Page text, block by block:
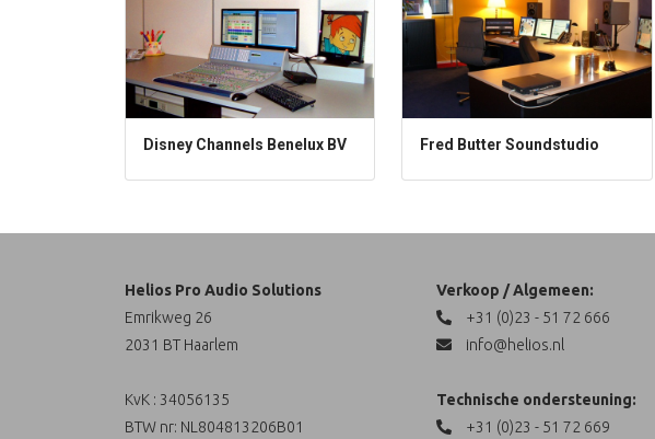
Disney Channels Benelux BV Fred Butter Soundstudio
Helios Pro Audio Solutions
Emrikweg 26
2031 BT Haarlem
KvK : 34056135
BTW nr: NL804813206B01
Verkoop / Algemeen:
+31 (0)23 - 51 72 666
info@helios.nl
Technische ondersteuning:
+31 (0)23 - 51 72 669